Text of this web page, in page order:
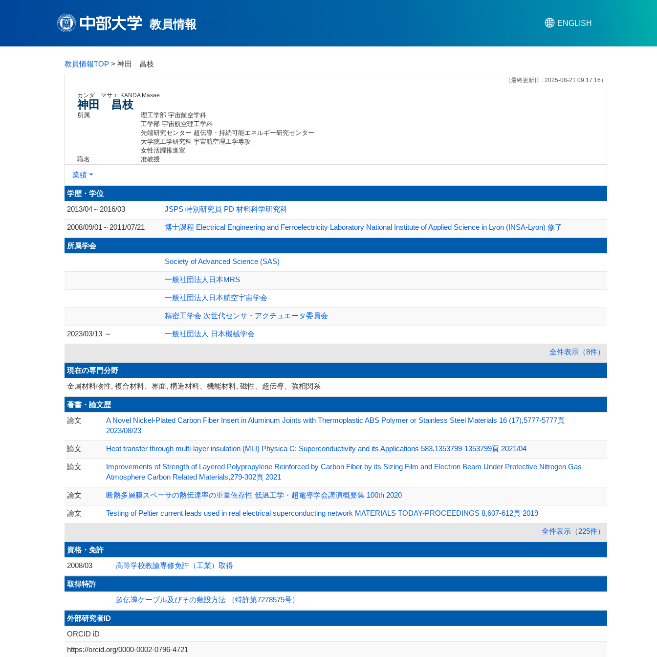
教員情報 ENGLISH
教員情報TOP > 神田 昌枝
（最終更新日 : 2025-08-21 09:17:16）
カンダ マサエ KANDA Masae
神田 昌枝
所属
理工学部 宇宙航空学科
工学部 宇宙航空理工学科
先端研究センター 超伝導・持続可能エネルギー研究センター
大学院工学研究科 宇宙航空理工学専攻
女性活躍推進室
職名
准教授
業績
学歴・学位
2013/04～2016/03
JSPS 特別研究員 PD 材料科学研究科
2008/09/01～2011/07/21 博士課程 Electrical Engineering and Ferroelectricity Laboratory National Institute of Applied Science in Lyon (INSA-Lyon) 修了
所属学会
Society of Advanced Science (SAS)
一般社団法人日本MRS
一般社団法人日本航空宇宙学会
精密工学会 次世代センサ・アクチュエータ委員会
2023/03/13 ～ 一般社団法人 日本機械学会
全件表示（8件）
現在の専門分野
金属材料物性, 複合材料、界面, 構造材料、機能材料, 磁性、超伝導、強相関系
著書・論文歴
論文
A Novel Nickel-Plated Carbon Fiber Insert in Aluminum Joints with Thermoplastic ABS Polymer or Stainless Steel Materials 16 (17),5777-5777頁
2023/08/23
論文 Heat transfer through multi-layer insulation (MLI) Physica C: Superconductivity and its Applications 583,1353799-1353799頁 2021/04
論文
Improvements of Strength of Layered Polypropylene Reinforced by Carbon Fiber by its Sizing Film and Electron Beam Under Protective Nitrogen Gas
Atmosphere Carbon Related Materials,279-302頁 2021
論文 断熱多層膜スペーサの熱伝達率の重量依存性 低温工学・超電導学会講演概要集 100th 2020
論文 Testing of Peltier current leads used in real electrical superconducting network MATERIALS TODAY-PROCEEDINGS 8,607-612頁 2019
全件表示（225件）
資格・免許
2008/03
高等学校教諭専修免許（工業）取得
取得特許
超伝導ケーブル及びその敷設方法 （特許第7278575号）
外部研究者ID
ORCID iD
https://orcid.org/0000-0002-0796-4721